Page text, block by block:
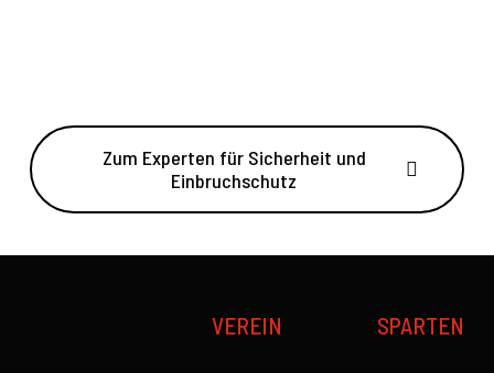
Zum Experten für Sicherheit und
Einbruchschutz
VEREIN SPARTEN